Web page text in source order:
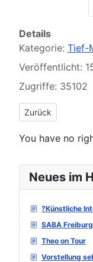
Neues im
?Künstliche
SABA Freiburg
Theo on Tour
Vorstellung
Details
Kategorie: Tief-
Veröffentlicht:
Zugriffe: 35102
Vorheriger
Zurück
You have no